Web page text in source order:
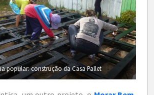
popular: construção da Casa Pallet